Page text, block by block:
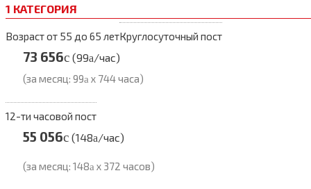
1 КАТЕГОРИЯ
Возраст от 55 до 65 летКруглосуточный пост
73 656c (99a/час)
(за месяц: 99a x 744 часа)
12-ти часовой пост
55 056c (148a/час)
(за месяц: 148a x 372 часов)